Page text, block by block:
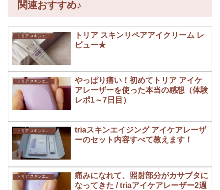
関連おすすめ♪
トリア スキンリペアアイクリーム レ
ビュー★
トリア スキンエイジングアイケアレーザー 口コミ
やっぱり痛い！初めてトリア アイケ
アレーザーを使った本当の感想（体験
レポ1～7日目）
トリア スキンエイジングアイケアレーザー 口コミ
triaスキンエイジング アイケアレーザ
ーのセット内容すべて教えます！
トリア スキンエイジングアイケアレーザー 口コミ
痛みになれて、照射部分がカサブタに
なってきた / triaアイケアレーザー2週